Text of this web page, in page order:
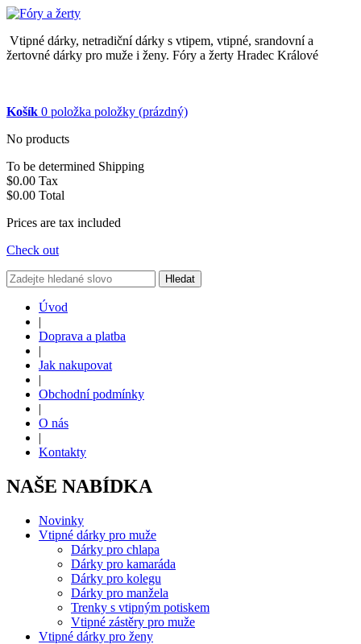
Vtipné dárky, netradiční dárky s vtipem, vtipné, srandovní a
žertovné dárky pro muže i ženy. Fóry a žerty Hradec Králové
Košík 0 položka položky (prázdný)
No products
To be determined Shipping
$0.00 Tax
$0.00 Total
Prices are tax included
Check out
Hledat
Úvod
|
Doprava a platba
|
Jak nakupovat
|
Obchodní podmínky
|
O nás
|
Kontakty
NAŠE NABÍDKA
Novinky
Vtipné dárky pro muže
Dárky pro chlapa
Dárky pro kamaráda
Dárky pro kolegu
Dárky pro manžela
Trenky s vtipným potiskem
Vtipné zástěry pro muže
Vtipné dárky pro ženy